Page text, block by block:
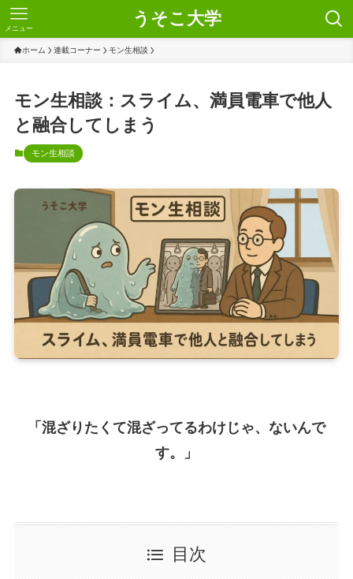
うそこ大学
メニュー
ホーム 連載コーナー モン生相談
モン生相談：スライム、満員電車で他人
と融合してしまう
モン生相談
「混ざりたくて混ざってるわけじゃ、ないんで
す。」
目次